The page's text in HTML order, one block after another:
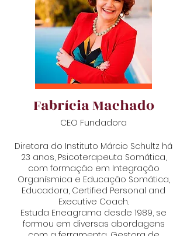
Fabrícia Machado
CEO Fundadora
Diretora do Instituto Márcio Schultz há
23 anos, Psicoterapeuta Somática,
com formação em Integração
Organísmica e Educação Somática,
Educadora, Certified Personal and
Executive Coach.
Estuda Eneagrama desde 1989, se
formou em diversas abordagens